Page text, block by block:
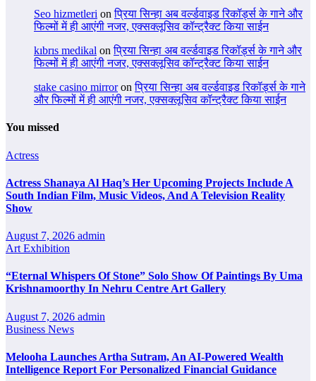
Seo hizmetleri onप्रिया सिन्हा अब वर्ल्डवाइड रिकॉर्ड्स के गाने और
फिल्मों में ही आएंगी नजर, एक्सक्लूसिव कॉन्ट्रैक्ट किया साईन
kıbrıs medikal onप्रिया सिन्हा अब वर्ल्डवाइड रिकॉर्ड्स के गाने और
फिल्मों में ही आएंगी नजर, एक्सक्लूसिव कॉन्ट्रैक्ट किया साईन
stake casino mirroronप्रिया सिन्हा अब वर्ल्डवाइड रिकॉर्ड्स के गाने
और फिल्मों में ही आएंगी नजर, एक्सक्लूसिव कॉन्ट्रैक्ट किया साईन
You missed
Actress
Actress Shanaya Al Haq’s Her Upcoming Projects Include A
South Indian Film, Music Videos, And A Television Reality
Show
August 7, 2026 admin
Art Exhibition
“Eternal Whispers Of Stone” Solo Show Of Paintings By Uma
Krishnamoorthy In Nehru Centre Art Gallery
August 7, 2026 admin
Business News
Melooha Launches Artha Sutram, An AI-Powered Wealth
Intelligence Report For Personalized Financial Guidance